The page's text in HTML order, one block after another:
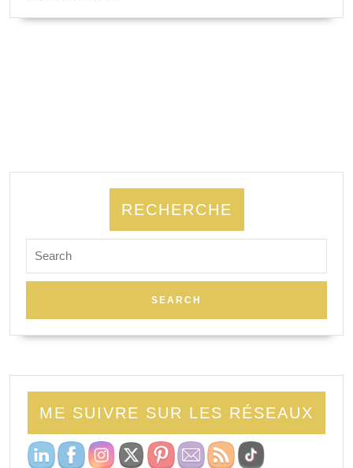
RECHERCHE
ME SUIVRE SUR LES RÉSEAUX